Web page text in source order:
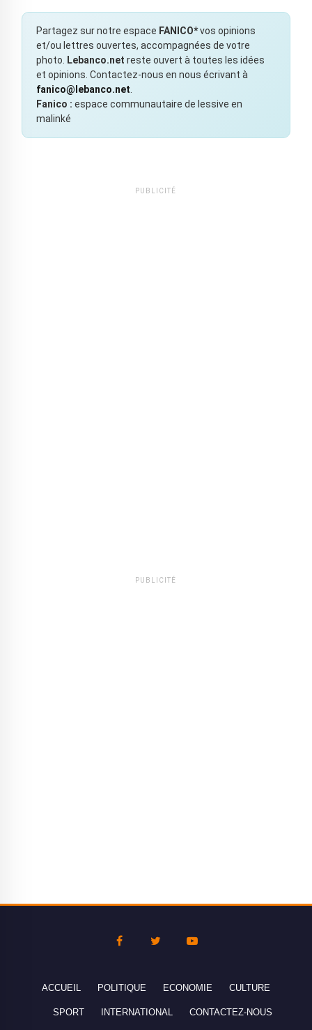
Partagez sur notre espace FANICO*vos opinions
et/ou lettres ouvertes, accompagnées de votre
photo.
Lebanco.net reste ouvert à toutes les idées
et opinions. Contactez-nous en nous écrivant à
fanico@lebanco.net
Fanico : espace communautaire de lessive en
malinké
PUBLICITÉ
PUBLICITÉ
ACCUEIL POLITIQUE ECONOMIE CULTURE
SPORT INTERNATIONAL CONTACTEZ-NOUS